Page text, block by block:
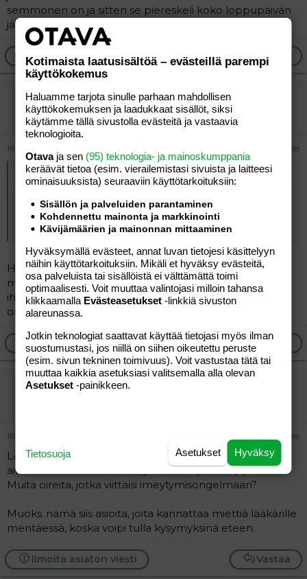
semmonen on ja sitten se piereskeli koko loppupäivän
jäätelön tms jälkeen.
Vastaa
Ilmoita asiaton viesti
Millenia
Aktiivinen jäsen
18.12.2009 #8
Alkuperäinen kirjoittajaap:
siis voisko tää olla jotain allergiaoireitta? Lapsella on
atooppinen iho ja allergiatestit otettu viimeksi vuosi
sitten. Ei ruoka-aineallergioita, ainoastaan eläin.
Harvinaisempiakin allergioita on, joskus niitä
metsästetään vuosikaudet kun ei osata testata. Näin
ihan vaan sivuhuomautuksena, en arvaile mikä lapsella
on, itsekin veisin kyllä lääkäriin.
Vastaa
Ilmoita asiaton viesti
ummelwalad
18.12.2009 #9
Laktoosi-intoleranssin lisäksi esim. keliakia voi myös
aiheuttaa vatsanväänteitä ym. Onko paino tippunut?
Muita oireita, jotka viittaisi imeytymisongelmaan?
Muoks..nämä siis asioita, joita kannattaa miettiä lääkärille
mentäessä, koska voipi tulla kysymyksinä eteen.
Vastaa
Ilmoita asiaton viesti
Kotimaista laatusisältöä – evästeillä parempi
käyttökokemus
Haluamme tarjota sinulle parhaan mahdollisen
käyttökokemuksen ja laadukkaat sisällöt, siksi
käytämme tällä sivustolla evästeitä ja vastaavia
teknologioita.
Otavaja sen (95) teknologia- ja mainoskumppania
keräävät tietoa (esim. vierailemis­tasi sivuista ja laitteesi
ominaisuuk­sista) seuraaviin käyttötarkoituksiin:
Sisällön ja palveluiden parantaminen
Kohdennettu mainonta ja markkinointi
Kävijämäärien ja mainonnan mittaaminen
Hyväksymällä evästeet, annat luvan tietojesi käsittelyyn
näihin käyttötarkoituksiin. Mikäli et hyväksy evästeitä,
osa palveluista tai sisällöistä ei välttämättä toimi
optimaalisesti. Voit muuttaa valintojasi milloin tahansa
klikkaamalla Evästeasetukset -linkkiä sivuston
alareunassa.
Jotkin teknologiat saattavat käyttää tietojasi myös ilman
suostumustasi, jos niillä on siihen oikeutettu peruste
(esim. sivun tekninen toimivuus). Voit vastustaa tätä tai
muuttaa kaikkia asetuksiasi valitsemalla alla olevan
Asetukset -painikkeen.
Hyväksy
Asetukset
Tietosuoja